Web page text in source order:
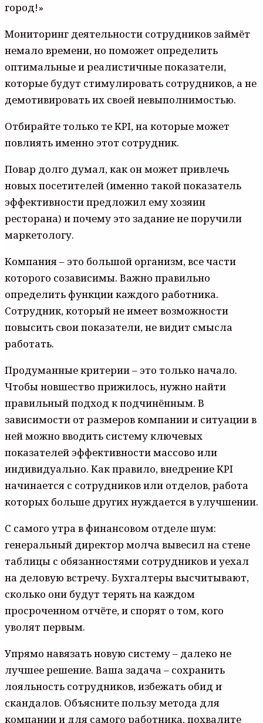
город!»
Мониторинг деятельности сотрудников займёт
немало времени, но поможет определить
оптимальные и реалистичные показатели,
которые будут стимулировать сотрудников, а не
демотивировать их своей невыполнимостью.
Отбирайте только те KPI, на которые может
повлиять именно этот сотрудник.
Повар долго думал, как он может привлечь
новых посетителей (именно такой показатель
эффективности предложил ему хозяин
ресторана) и почему это задание не поручили
маркетологу.
Компания – это большой организм, все части
которого созависимы. Важно правильно
определить функции каждого работника.
Сотрудник, который не имеет возможности
повысить свои показатели, не видит смысла
работать.
Продуманные критерии – это только начало.
Чтобы новшество прижилось, нужно найти
правильный подход к подчинённым. В
зависимости от размеров компании и ситуации в
ней можно вводить систему ключевых
показателей эффективности массово или
индивидуально. Как правило, внедрение KPI
начинается с сотрудников или отделов, работа
которых больше других нуждается в улучшении.
С самого утра в финансовом отделе шум:
генеральный директор молча вывесил на стене
таблицы с обязанностями сотрудников и уехал
на деловую встречу. Бухгалтеры высчитывают,
сколько они будут терять на каждом
просроченном отчёте, и спорят о том, кого
уволят первым.
Упрямо навязать новую систему – далеко не
лучшее решение. Ваша задача – сохранить
лояльность сотрудников, избежать обид и
скандалов. Объясните пользу метода для
компании и для самого работника, похвалите